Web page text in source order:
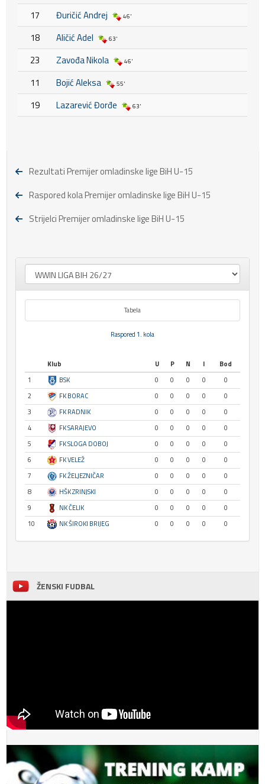
17 Đuričić Andrej 46'
18 Aličić Adel 63'
23 Zavođa Nikola 46'
11 Bojić Aleksa 55'
19 Lazarević Đorđe 63'
Rezultati Premijer omladinske lige BiH U-15
Raspored kola Premijer omladinske lige BiH U-15
Strijelci Premijer omladinske lige BiH U-15
Tabela
Raspored 1. kola
Klub U P N I
Bod
1
BSK 0 0 0 0
0
2
FK BORAC 0 0 0 0
0
3
FK RADNIK 0 0 0 0
0
4
FK SARAJEVO 0 0 0 0
0
5
FK SLOGA DOBOJ 0 0 0 0
0
6
FK VELEŽ 0 0 0 0
0
7
FK ŽELJEZNIČAR 0 0 0 0
0
8
HŠK ZRINJSKI 0 0 0 0
0
9
NK ČELIK 0 0 0 0
0
10
NK ŠIROKI BRIJEG 0 0 0 0 0
ŽENSKI FUDBAL